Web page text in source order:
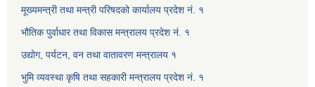
मूख्यमन्त्री तथा मन्त्री परिषदको कार्यालय प्रदेश नं. १
भौतिक पुर्वाधार तथा विकास मन्त्रालय प्रदेश नं. १
उद्योग, पर्यटन, वन तथा वातावरण मन्त्रालय १
भुमि व्यवस्था कृषि तथा सहकारी मन्त्रालय प्रदेश नं. १